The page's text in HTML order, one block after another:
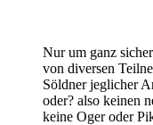
Nur um ganz
von diversen
Söldner jeglicher
oder? also keinen
keine Oger oder